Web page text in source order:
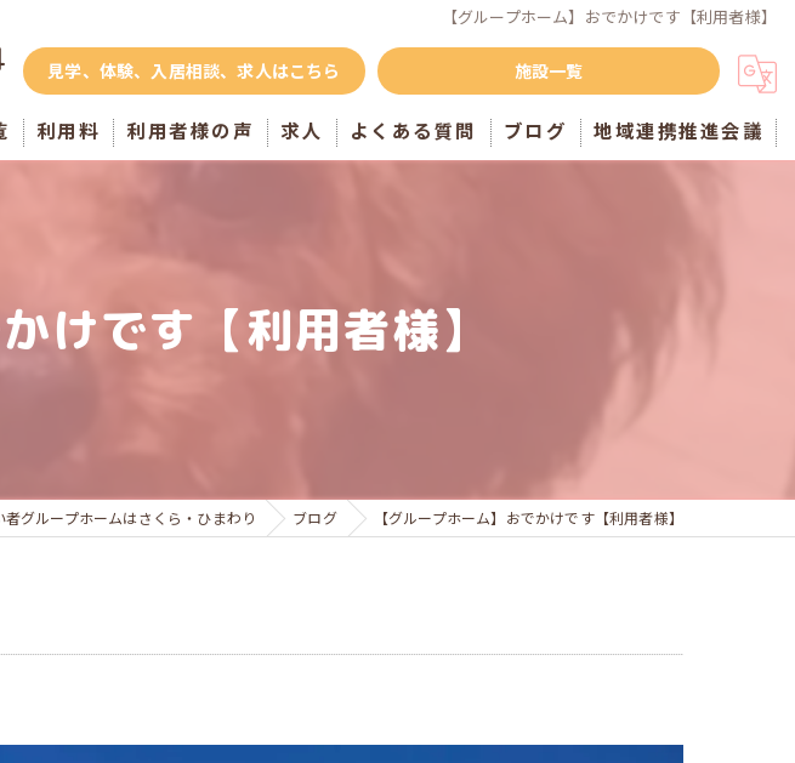
【グループホーム】おでかけです【利用者様】
見学、体験、入居相談、求人はこちら 施設一覧
台(男性棟)
ハウス
利用料 利用者様の声 求人 よくある質問 ブログ 地域連携推進会議
けです【利用者様】
者グループホームはさくら・ひまわり ブログ 【グループホーム】おでかけです【利用者様】